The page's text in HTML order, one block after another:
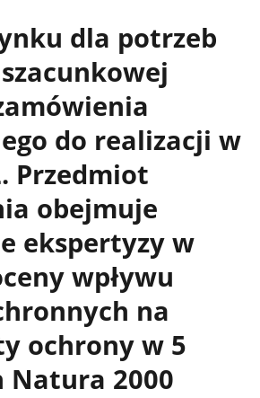
dla potrzeb
do realizacji w
Przedmiot
obejmuje
ekspertyzy w
wpływu
na
ochrony w 5
Natura 2000